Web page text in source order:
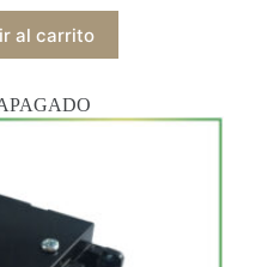
al carrito